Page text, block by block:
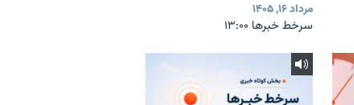
مرداد ۱۶, ۱۴۰۵
سرخط خبرها ۱۳:۰۰